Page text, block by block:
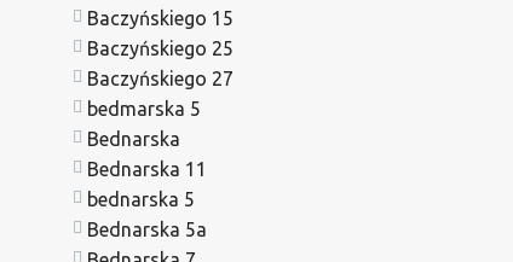
Baczyńskiego 15
Baczyńskiego 25
Baczyńskiego 27
bedmarska 5
Bednarska
Bednarska 11
bednarska 5
Bednarska 5a